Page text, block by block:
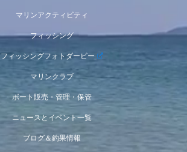
マリンアクティビティ
フィッシング
フィッシングフォトダービー
マリンクラブ
ボート販売・管理・保管
ニュースとイベント一覧
ブログ＆釣果情報